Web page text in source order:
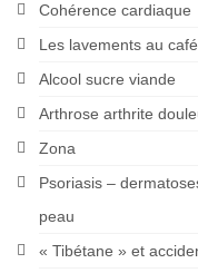
Cohérence cardiaque
Les lavements au café
Alcool sucre viande
Arthrose arthrite
Zona
Psoriasis –
peau
« Tibétane » et